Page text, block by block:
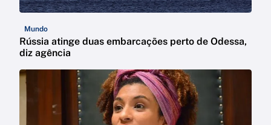
Mundo
Rússia atinge duas embarcações perto de Odessa,
diz agência